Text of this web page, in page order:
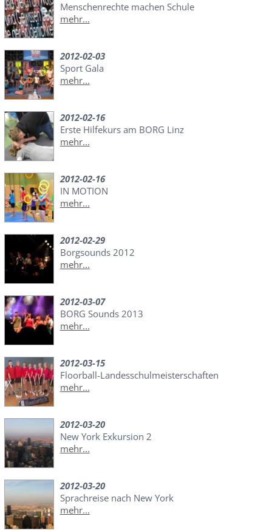
Menschenrechte machen Schule
mehr...
2012-02-03
Sport Gala
mehr...
2012-02-16
Erste Hilfekurs am BORG Linz
mehr...
2012-02-16
IN MOTION
mehr...
2012-02-29
Borgsounds 2012
mehr...
2012-03-07
BORG Sounds 2013
mehr...
2012-03-15
Floorball-Landesschulmeisterschaften
mehr...
2012-03-20
New York Exkursion 2
mehr...
2012-03-20
Sprachreise nach New York
mehr...